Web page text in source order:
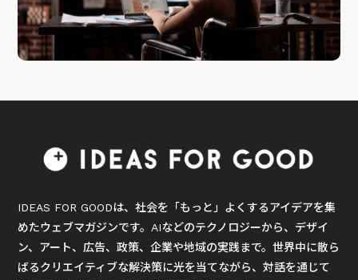
IDEAS FOR GOODは、社会を「もっと」よくするアイデアを集
めたウェブマガジンです。AIなどのテクノロジーから、デザイ
ン、アート、広告、政策、企業や地域の実践まで。世界中に散ら
ばるクリエイティブな解決策に光を当てながら、対話を通じて